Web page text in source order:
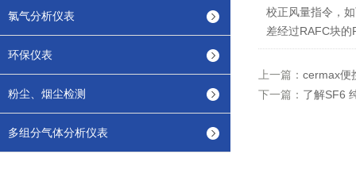
氯气分析仪表
环保仪表
粉尘、烟尘检测
多组分气体分析仪表
校正风量指令，
差经过RAFC块
上一篇： cermax便
下一篇： 了解SF6